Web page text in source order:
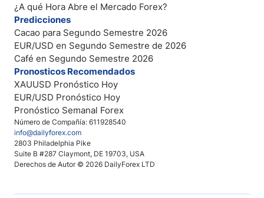
Número de Compañía: 611928540
info@dailyforex.com
2803 Philadelphia Pike
Suite B #287 Claymont, DE 19703, USA
Derechos de Autor © 2026 DailyForex LTD
¿A qué Hora Abre el Mercado Forex?
Predicciones
Cacao para Segundo Semestre 2026
EUR/USD en Segundo Semestre de 2026
Café en Segundo Semestre 2026
Pronosticos Recomendados
XAUUSD Pronóstico Hoy
EUR/USD Pronóstico Hoy
Pronóstico Semanal Forex